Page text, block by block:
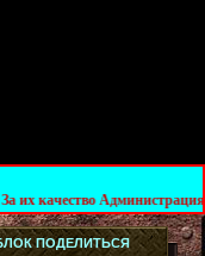
сайта не несёт
ПОДЕЛИТЬСЯ